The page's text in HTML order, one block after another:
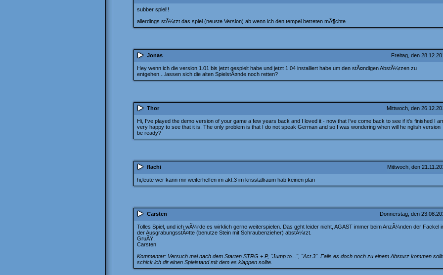
subber spiel!!
allerdings stÃ¼rzt das spiel (neuste Version) ab wenn ich den tempel betreten mÃ¶chte
Jonas Freitag, den
Hey wenn ich die version 1.01 bis jetzt gespielt habe und jetzt 1.04 installiert habe um den stÃ¤ndigen AbstÃ¼rzen zu
entgehen....lassen sich die alten SpielstÃ¤nde noch retten?
Thor Mittwoch, den
Hi, I've played the demo version of your game a few years back and I loved it - now that I've come back to see if it's finished I
very happy to see that it is. The only problem is that I do not speak German and so I was wondering when will he nglish version
be ready?
flachi Mittwoch, den
hi,leute wer kann mir weiterhelfen im akt.3 im krisstallraum hab keinen plan
Carsten Donnerstag, den
Tolles Spiel, und ich wÃ¼rde es wirklich gerne weiterspielen. Das geht leider nicht, AGAST immer beim AnzÃ¼nden der Fackel
der AusgrabungsstÃ¤tte (benutze Stein mit Schraubenzieher) abstÃ¼rzt.
GruÃŸ,
Carsten
Kommentar: Versuch mal nach dem Starten STRG + P, "Jump to...", "Act 3". Falls es doch noch zu einem Absturz kommen
schick ich dir einen Spielstand mit dem es klappen sollte.